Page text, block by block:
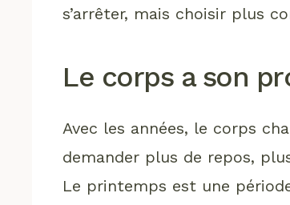
s’arrêter, mais choisir plus
Le corps a son
Avec les années, le corps
demander plus de repos,
Le printemps est une